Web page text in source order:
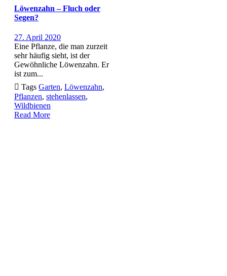
Löwenzahn – Fluch oder
Segen?
27. April 2020
Eine Pflanze, die man zurzeit
sehr häufig sieht, ist der
Gewöhnliche Löwenzahn. Er
ist zum...
 Tags Garten, Löwenzahn,
Pflanzen, stehenlassen,
Wildbienen
Read More